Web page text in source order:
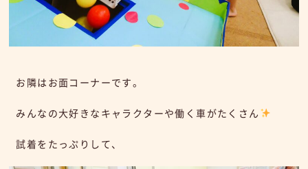
お隣はお面コーナーです。
みんなの大好きなキャラクターや働く車がたくさん
試着をたっぷりして、